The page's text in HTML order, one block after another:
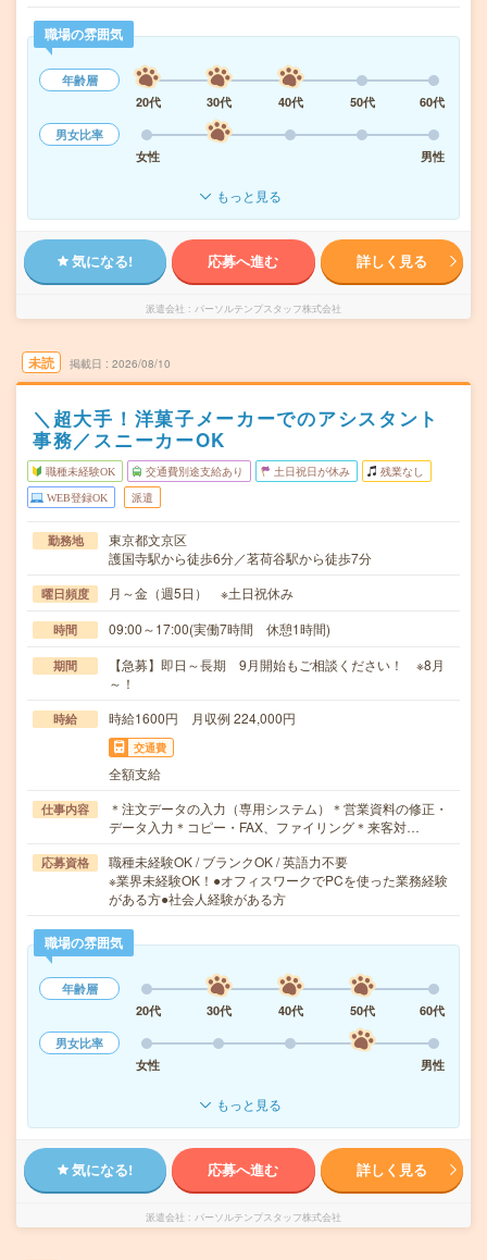
職場の雰囲気
年齢層
20代
30代 40代 50代
60代
男女比率
女性
男性
もっと見る
気になる! 応募へ進む 詳しく見る
派遣会社 パーソルテンプスタッフ株式会社
未読 掲載日 2026/08/10
＼超大手！洋菓子メーカーでのアシスタント
事務／スニーカーOK
職種未経験OK 交通費別途支給あり 土日祝日が休み 残業なし
WEB登録OK 派遣
勤務地
東京都文京区
護国寺駅から徒歩6分／茗荷谷駅から徒歩7分
曜日頻度 月～金（週5日） ※土日祝休み
時間 09:00～17:00(実働7時間 休憩1時間)
期間
【急募】即日～長期 9月開始もご相談ください！ ※8月
～！
時給 時給1600円 月収例 224,000円
交通費
全額支給
仕事内容
＊注文データの入力（専用システム）＊営業資料の修正・
データ入力＊コピー・FAX、ファイリング＊来客対…
応募資格
職種未経験OK / ブランクOK / 英語力不要
※業界未経験OK！●オフィスワークでPCを使った業務経験
がある方●社会人経験がある方
職場の雰囲気
年齢層
20代
30代 40代 50代
60代
男女比率
女性
男性
もっと見る
気になる! 応募へ進む 詳しく見る
派遣会社 パーソルテンプスタッフ株式会社